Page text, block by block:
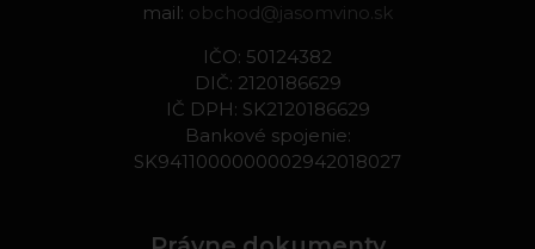
mail: obchod@jasomvino.sk
IČO: 50124382
DIČ: 2120186629
IČ DPH: SK2120186629
Bankové spojenie:
SK9411000000002942018027